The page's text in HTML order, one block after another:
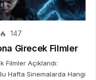
147
Girecek Filmler
Açıklandı:
Hafta Sinemalarda Hangi